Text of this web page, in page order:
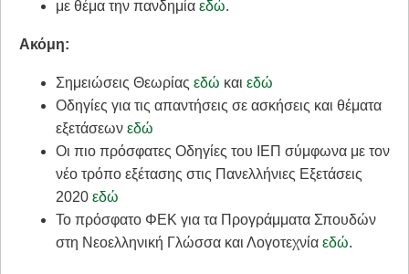
​με θέμα την πανδημία εδώ.
Ακόμη:
Σημειώσεις Θεωρίας εδώ και εδώ
Οδηγίες για τις απαντήσεις σε ασκήσεις και θέματα
εξετάσεων εδώ
Οι πιο πρόσφατες Οδηγίες του ΙΕΠ σύμφωνα με τον
νέο τρόπο εξέτασης στις Πανελλήνιες Εξετάσεις
2020 εδώ
Το πρόσφατο ΦΕΚ για τα Προγράμματα Σπουδών
στη Νεοελληνική Γλώσσα και Λογοτεχνία εδώ.